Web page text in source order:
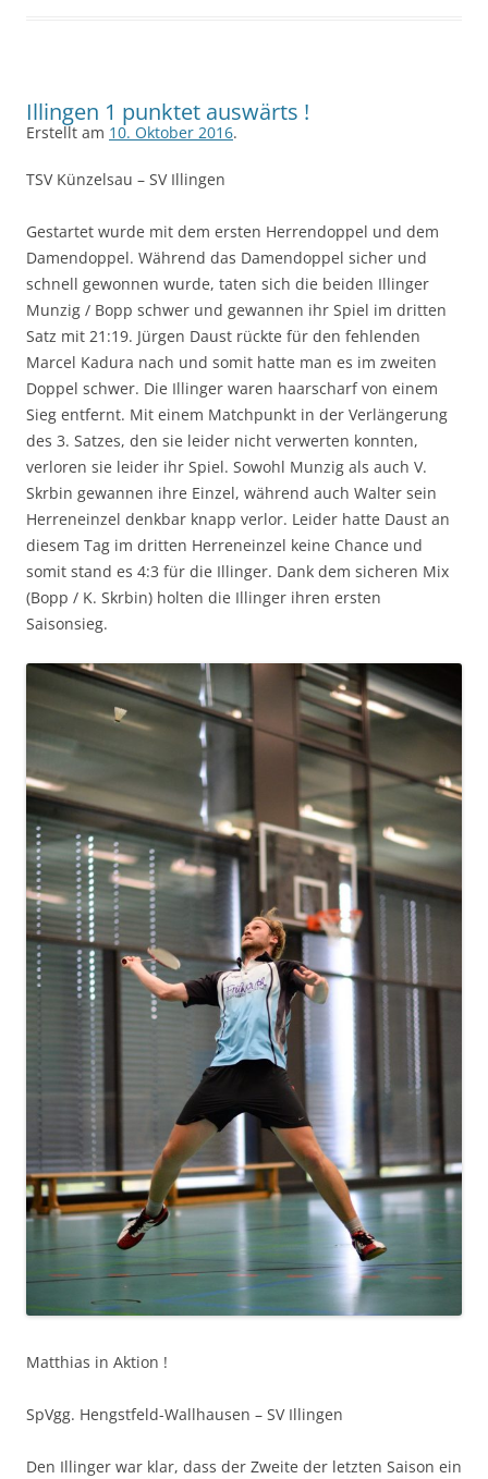
Illingen 1 punktet auswärts !
Erstellt am 10. Oktober 2016.
TSV Künzelsau – SV Illingen
Gestartet wurde mit dem ersten Herrendoppel und dem
Damendoppel. Während das Damendoppel sicher und
schnell gewonnen wurde, taten sich die beiden Illinger
Munzig / Bopp schwer und gewannen ihr Spiel im dritten
Satz mit 21:19. Jürgen Daust rückte für den fehlenden
Marcel Kadura nach und somit hatte man es im zweiten
Doppel schwer. Die Illinger waren haarscharf von einem
Sieg entfernt. Mit einem Matchpunkt in der Verlängerung
des 3. Satzes, den sie leider nicht verwerten konnten,
verloren sie leider ihr Spiel. Sowohl Munzig als auch V.
Skrbin gewannen ihre Einzel, während auch Walter sein
Herreneinzel denkbar knapp verlor. Leider hatte Daust an
diesem Tag im dritten Herreneinzel keine Chance und
somit stand es 4:3 für die Illinger. Dank dem sicheren Mix
(Bopp / K. Skrbin) holten die Illinger ihren ersten
Saisonsieg.
Matthias in Aktion !
SpVgg. Hengstfeld-Wallhausen – SV Illingen
Den Illinger war klar, dass der Zweite der letzten Saison ein